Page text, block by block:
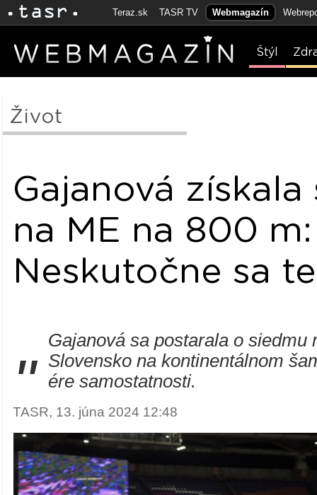
Teraz.sk TASR TV Webmagazín
Štýl
Život
Gajanová
na ME na 800 m:
Neskutočne sa
"
Gajanová sa postarala o siedmu
Slovensko na kontinentálnom
ére samostatnosti.
TASR, 13. júna 2024 12:48